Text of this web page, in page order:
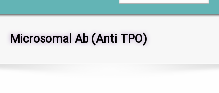
Microsomal Ab (Anti TPO)